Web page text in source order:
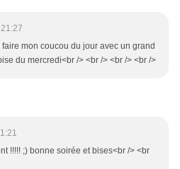
mon coucou du jour avec un grand
du mercredi<br /> <br /> <br /> <br />
!!!!! ;) bonne soirée et bises<br /> <br